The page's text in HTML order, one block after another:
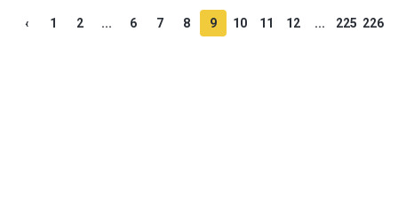
‹ 1 2 ... 6 7 8 9 10 11 12 ... 225 226